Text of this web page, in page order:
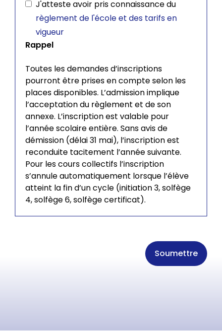
J'atteste avoir pris connaissance du
règlement de l'école et des tarifs en
vigueur
Rappel
Toutes les demandes d’inscriptions
pourront être prises en compte selon les
places disponibles. L’admission implique
l’acceptation du règlement et de son
annexe. L’inscription est valable pour
l’année scolaire entière. Sans avis de
démission (délai 31 mai), l’inscription est
reconduite tacitement l’année suivante.
Pour les cours collectifs l’inscription
s’annule automatiquement lorsque l’élève
atteint la fin d’un cycle (initiation 3, solfège
4, solfège 6, solfège certificat).